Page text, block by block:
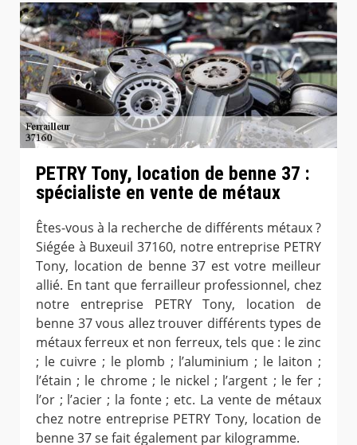
PETRY Tony, location de benne 37 :
spécialiste en vente de métaux
Êtes-vous à la recherche de différents métaux ?
Siégée à Buxeuil 37160, notre entreprise PETRY
Tony, location de benne 37 est votre meilleur
allié. En tant que ferrailleur professionnel, chez
notre entreprise PETRY Tony, location de
benne 37 vous allez trouver différents types de
métaux ferreux et non ferreux, tels que : le zinc
; le cuivre ; le plomb ; l’aluminium ; le laiton ;
l’étain ; le chrome ; le nickel ; l’argent ; le fer ;
l’or ; l’acier ; la fonte ; etc. La vente de métaux
chez notre entreprise PETRY Tony, location de
benne 37 se fait également par kilogramme.